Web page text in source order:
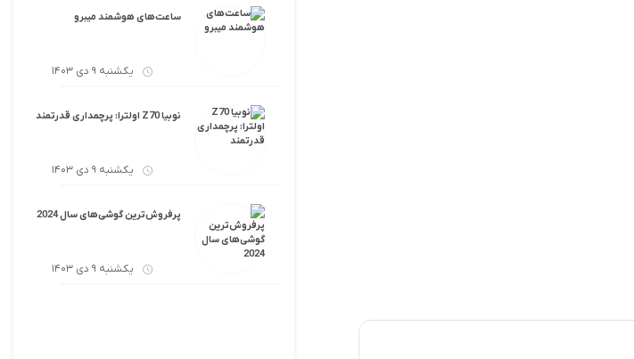
ساعت‌های هوشمند میبرو
یکشنبه 9 دی 1403
نوبیا Z70 اولترا: پرچمداری قدرتمند
یکشنبه 9 دی 1403
پرفروش‌ترین گوشی‌های سال 2024
یکشنبه 9 دی 1403